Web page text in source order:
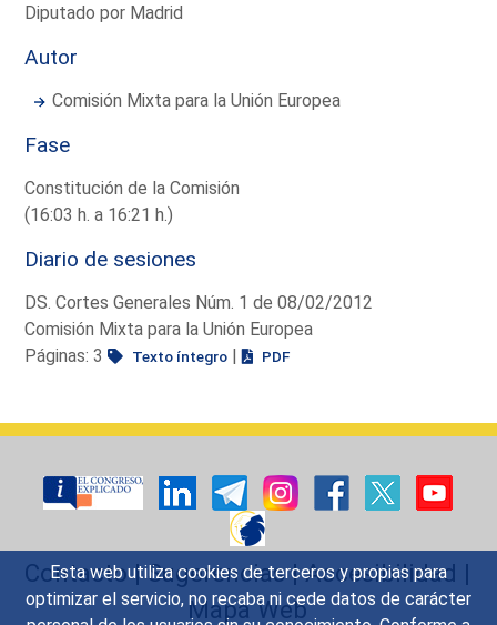
Esta web utiliza cookies de terceros y propias para
optimizar el servicio, no recaba ni cede datos de carácter
Diputado por Madrid
Autor
Comisión Mixta para la Unión Europea
Fase
Constitución de la Comisión
(16:03 h. a 16:21 h.)
Diario de sesiones
DS. Cortes Generales Núm. 1 de 08/02/2012
Comisión Mixta para la Unión Europea
Páginas: 3
Texto íntegro | PDF
Contacto|Sugerencias|Accesibilidad |
Mapa Web